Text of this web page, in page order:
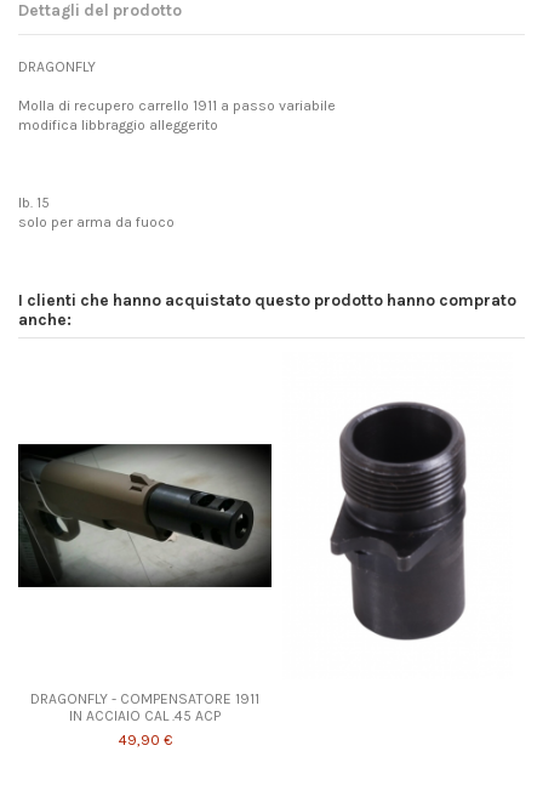
Dettagli del prodotto
DRAGONFLY
Molla di recupero carrello 1911 a passo variabile
modifica libbraggio alleggerito
lb. 15
solo per arma da fuoco
I clienti che hanno acquistato questo prodotto hanno comprato
anche:
DRAGONFLY - COMPENSATORE 1911
IN ACCIAIO CAL .45 ACP
49,90 €